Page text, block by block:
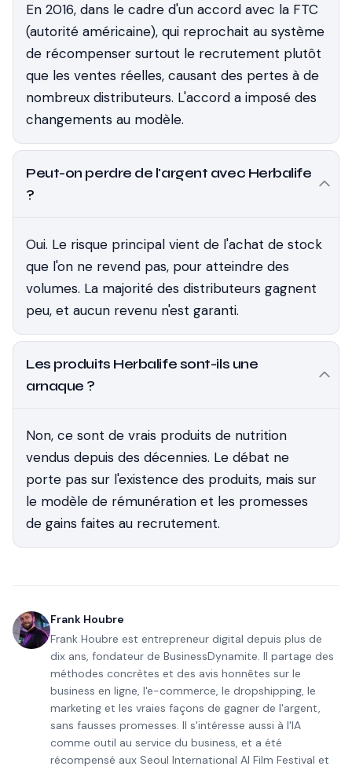
En 2016, dans le cadre d'un accord avec la FTC
(autorité américaine), qui reprochait au système
de récompenser surtout le recrutement plutôt
que les ventes réelles, causant des pertes à de
nombreux distributeurs. L'accord a imposé des
changements au modèle.
Peut-on perdre de l'argent avec Herbalife
?
Oui. Le risque principal vient de l'achat de stock
que l'on ne revend pas, pour atteindre des
volumes. La majorité des distributeurs gagnent
peu, et aucun revenu n'est garanti.
Les produits Herbalife sont-ils une
arnaque ?
Non, ce sont de vrais produits de nutrition
vendus depuis des décennies. Le débat ne
porte pas sur l'existence des produits, mais sur
le modèle de rémunération et les promesses
de gains faites au recrutement.
Frank Houbre
Frank Houbre est entrepreneur digital depuis plus de
dix ans, fondateur de BusinessDynamite. Il partage des
méthodes concrètes et des avis honnêtes sur le
business en ligne, l'e-commerce, le dropshipping, le
marketing et les vraies façons de gagner de l'argent,
sans fausses promesses. Il s'intéresse aussi à l'IA
comme outil au service du business, et a été
récompensé aux Seoul International AI Film Festival et